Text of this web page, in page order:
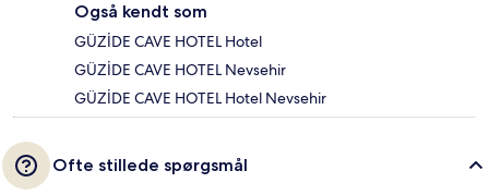
Også kendt som
GÜZİDE CAVE HOTEL Hotel
GÜZİDE CAVE HOTEL Nevsehir
GÜZİDE CAVE HOTEL Hotel Nevsehir
Ofte stillede spørgsmål